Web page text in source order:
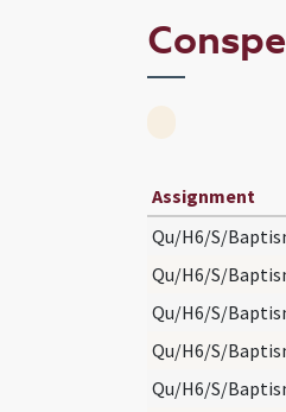
Assignment
Qu/H6/S/
Qu/H6/S/
Qu/H6/S/
Qu/H6/S/
Qu/H6/S/